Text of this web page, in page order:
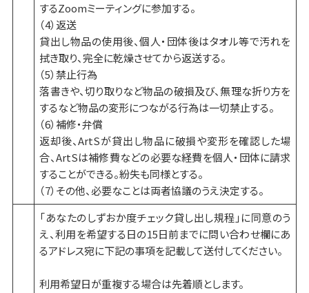
するZoomミーティングに参加する。
（4）返送
貸出し物品の使用後、個人・団体後はタオル等で汚れを
拭き取り、完全に乾燥させてから返送する。
（5）禁止行為
落書きや、切り取りなど物品の破損及び、無理な折り方を
するなど物品の変形につながる行為は一切禁止する。
（6）補修・弁償
返却後、ArtSが貸出し物品に破損や変形を確認した場
合、ArtSは補修費などの必要な経費を個人・団体に請求
することができる。紛失も同様とする。
（7）その他、必要なことは両者協議のうえ決定する。
「あなたのしずおか度チェック貸し出し規程」に同意のう
え、利用を希望する日の15日前までに問い合わせ欄にあ
るアドレス宛に下記の事項を記載して送付してください。
利用希望日が重複する場合は先着順とします。